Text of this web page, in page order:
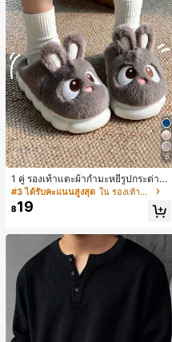
5
1 คู่ รองเท้าแตะผ้ากำมะหยี่รูปกระต่าย
สำหรับผู้หญิง, อบอุ่นและสบาย, เหมาะ
สำหรับใส่ลำลองในฤดูใบไม้ร่วง/ฤดูหน
าว, รองเท้าบ้านผู้หญิงหรูหราใหม่, ส้นเ
รับฤดูหนาวที่อบอุ่น, รองเท้าแตะผ้ากำม
ะหยี่น่ารัก, ของขวัญปีใหม่/วันวาเลนไท
น์ในอุดมคติ, รองเท้าแตะคู่รัก, ของขวั
ญวันแม่, สวน, ของตกแต่งห้องครัว, ฤดู
ร้อน, ชายหาด, ของใช้จำเป็นสำหรับกา
รเดินทาง, ของตกแต่งห้อง, นุ่มนิ่ม, การ
สำเร็จการศึกษา, ชั้นวางรองเท้า, ประห
ยัดพื้นที่จัดเก็บ, กลางแจ้ง, สวน, พิธีสำเ
ร็จการศึกษา, พิธีจบการศึกษา, ยินดีด้ว
ยบัณฑิต, บัณฑิตที่สำเร็จการศึกษา, ผู้ก
#3 ได้รับคะแนนสูงสุด ใน รองเท้าแตะใส่ในบ้าน
฿19